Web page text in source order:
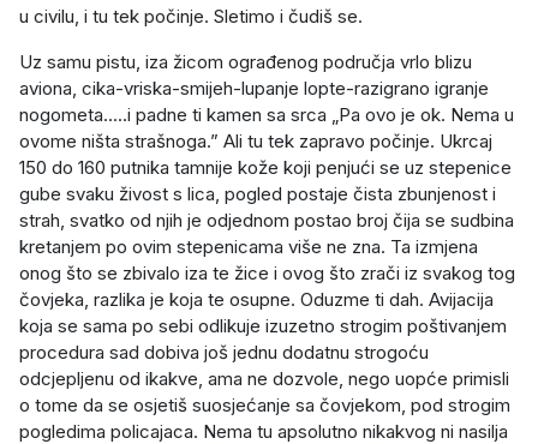
u civilu, i tu tek počinje. Sletimo i čudiš se.
Uz samu pistu, iza žicom ograđenog područja vrlo blizu
aviona, cika-vriska-smijeh-lupanje lopte-razigrano igranje
nogometa.....i padne ti kamen sa srca „Pa ovo je ok. Nema u
ovome ništa strašnoga.” Ali tu tek zapravo počinje. Ukrcaj
150 do 160 putnika tamnije kože koji penjući se uz stepenice
gube svaku živost s lica, pogled postaje čista zbunjenost i
strah, svatko od njih je odjednom postao broj čija se sudbina
kretanjem po ovim stepenicama više ne zna. Ta izmjena
onog što se zbivalo iza te žice i ovog što zrači iz svakog tog
čovjeka, razlika je koja te osupne. Oduzme ti dah. Avijacija
koja se sama po sebi odlikuje izuzetno strogim poštivanjem
procedura sad dobiva još jednu dodatnu strogoću
odcjepljenu od ikakve, ama ne dozvole, nego uopće primisli
o tome da se osjetiš suosjećanje sa čovjekom, pod strogim
pogledima policajaca. Nema tu apsolutno nikakvog ni nasilja